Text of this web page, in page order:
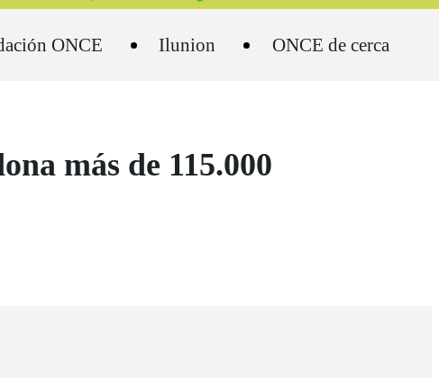
ONCE Ilunion ONCE de cerca
más de 115.000